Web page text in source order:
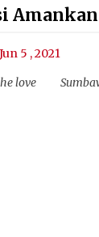
5 , 2021
love